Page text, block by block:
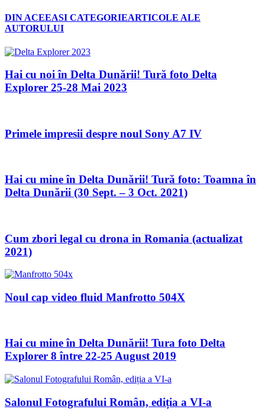
DIN ACEEASI CATEGORIEARTICOLE ALE
AUTORULUI
Hai cu noi în Delta Dunării! Tură foto Delta
Explorer 25-28 Mai 2023
Primele impresii despre noul Sony A7 IV
Hai cu mine în Delta Dunării! Tură foto: Toamna în
Delta Dunării (30 Sept. – 3 Oct. 2021)
Cum zbori legal cu drona in Romania (actualizat
2021)
Noul cap video fluid Manfrotto 504X
Hai cu mine în Delta Dunării! Tura foto Delta
Explorer 8 între 22-25 August 2019
Salonul Fotografului Român, ediția a VI-a